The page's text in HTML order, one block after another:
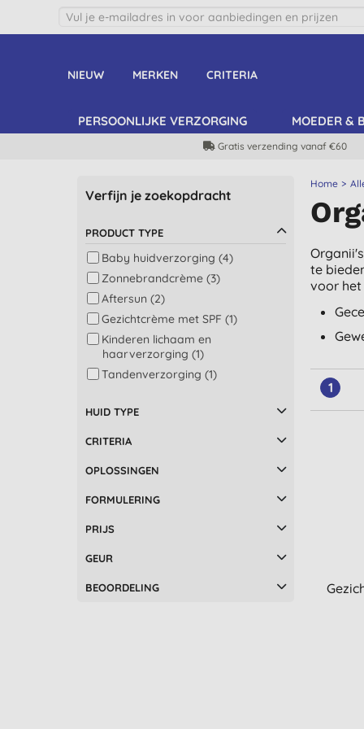
NIEUW MERKEN CRITERIA
PERSOONLIJKE VERZORGING MOEDER &
Gratis verzending vanaf €60
Home
te
voor het
1
Verfijn je zoekopdracht
PRODUCT TYPE
Baby huidverzorging (4)
Zonnebrandcrème (3)
Aftersun (2)
Gezichtcrème met SPF (1)
Kinderen lichaam en
haarverzorging (1)
Tandenverzorging (1)
HUID TYPE
CRITERIA
OPLOSSINGEN
FORMULERING
PRIJS
GEUR
BEOORDELING